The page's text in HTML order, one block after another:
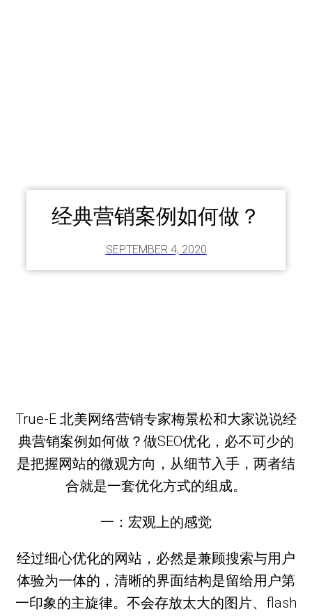
经典营销案例如何做？
SEPTEMBER 4, 2020
True-E 北美网络营销专家梅景松和大家说说经
典营销案例如何做？做SEO优化，必不可少的
是把握网站的微观方向，从细节入手，两者结
合就是一套优化方式的组成。
一：宏观上的感觉
经过细心优化的网站，必然是兼顾搜索与用户
体验为一体的，清晰的界面结构是留给用户第
一印象的主旋律。不会存放太大的图片、flash